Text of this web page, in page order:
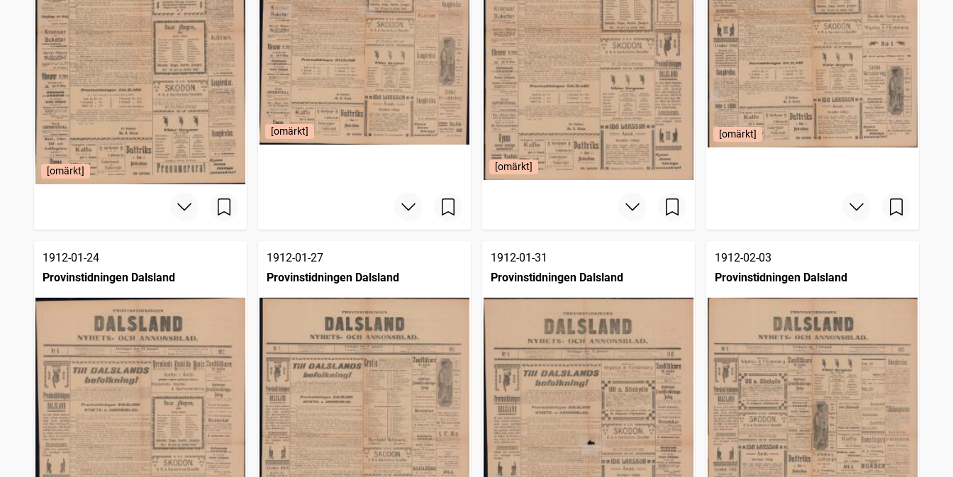
[omärkt]
[omärkt]
[omärkt]
[omärkt]
1912-01-24
Provinstidningen Dalsland
1912-01-27
Provinstidningen Dalsland
1912-01-31
Provinstidningen Dalsland
1912-02-03
Provinstidningen Dalsland